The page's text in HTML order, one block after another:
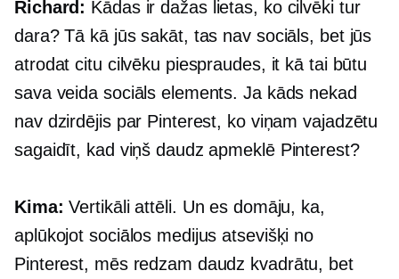
Richard: Kādas ir dažas lietas, ko cilvēki tur
dara? Tā kā jūs sakāt, tas nav sociāls, bet jūs
atrodat citu cilvēku piespraudes, it kā tai būtu
sava veida sociāls elements. Ja kāds nekad
nav dzirdējis par Pinterest, ko viņam vajadzētu
sagaidīt, kad viņš daudz apmeklē Pinterest?
Kima: Vertikāli attēli. Un es domāju, ka,
aplūkojot sociālos medijus atsevišķi no
Pinterest, mēs redzam daudz kvadrātu, bet